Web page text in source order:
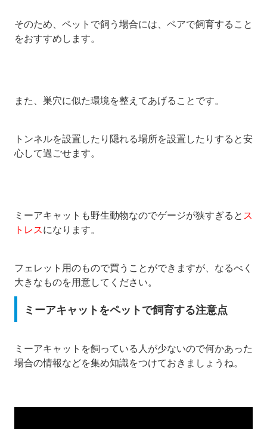
そのため、ペットで飼う場合には、ペアで飼育すること
をおすすめします。
また、巣穴に似た環境を整えてあげることです。
トンネルを設置したり隠れる場所を設置したりすると安
心して過ごせます。
ミーアキャットも野生動物なのでゲージが狭すぎるとス
トレスになります。
フェレット用のもので買うことができますが、なるべく
大きなものを用意してください。
ミーアキャットをペットで飼育する注意点
ミーアキャットを飼っている人が少ないので何かあった
場合の情報などを集め知識をつけておきましょうね。